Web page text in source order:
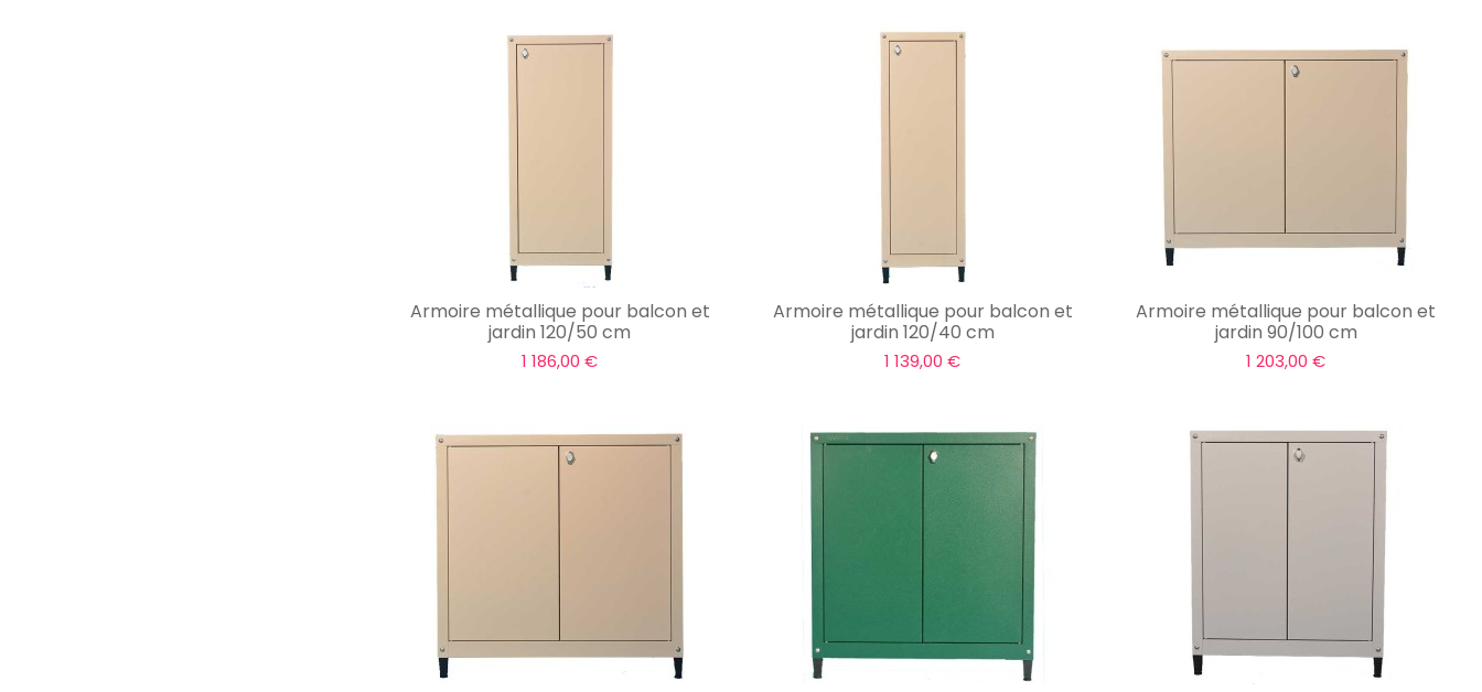
Armoire métallique pour balcon et
jardin 120/50 cm
1 186,00 €
Armoire métallique pour balcon et
jardin 120/40 cm
1 139,00 €
Armoire métallique pour balcon et
jardin 90/100 cm
1 203,00 €